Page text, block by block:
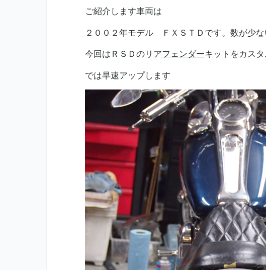
ご紹介します車両は
２００２年モデル ＦＸＳＴＤです。数が少な
今回はＲＳＤのリアフェンダーキットをカス
では早速アップします